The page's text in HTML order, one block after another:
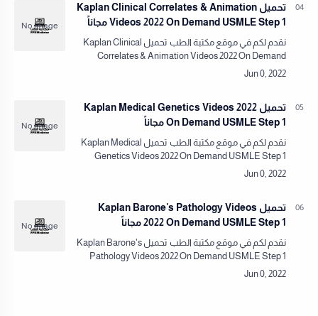
تحميل Kaplan Clinical Correlates & Animation
Videos 2022 On Demand USMLE Step 1 مجاناً
نقدم لكم في موقع مكتبة الطب تحميل Kaplan Clinical
Correlates & Animation Videos 2022 On Demand
تحميل Kaplan Medical Genetics Videos 2022
On Demand USMLE Step 1 مجاناً
نقدم لكم في موقع مكتبة الطب تحميل Kaplan Medical
Genetics Videos 2022 On Demand USMLE Step 1
مجاناً!نقدم لكم في مكتبة الطب كل ما يلزم من كتب
تحميل Kaplan Barone's Pathology Videos
2022 On Demand USMLE Step 1 مجاناً
نقدم لكم في موقع مكتبة الطب تحميل Kaplan Barone's
Pathology Videos 2022 On Demand USMLE Step 1
مجاناً!نقدم لكم في مكتبة الطب كل ما يلزم من كتب